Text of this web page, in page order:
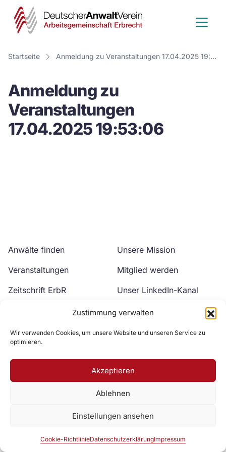
Zustimmung verwalten
Wir verwenden Cookies, um unsere Website und unseren Service zu
optimieren.
Akzeptieren
Ablehnen
Einstellungen ansehen
Cookie-RichtlinieDatenschutzerklärungImpressum
Deutscher
Anwalt
Verein
Startseite Anmeldung zu Veranstaltungen 17.04.2025 19:53:06
Anmeldung zu
Veranstaltungen
17.04.2025 19:53:06
Anwälte finden
Veranstaltungen
Zeitschrift ErbR
Unsere Mission
Mitglied werden
Unser LinkedIn-Kanal
Unser YouTube-Kanal
Zur DAV Webseite